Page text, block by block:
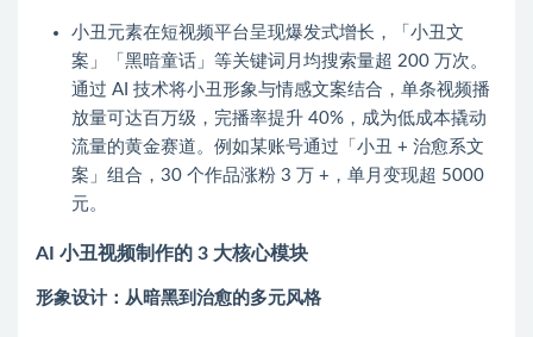
小丑元素在短视频平台呈现爆发式增长，「小丑文
案」「黑暗童话」等关键词月均搜索量超 200 万次。
通过 AI 技术将小丑形象与情感文案结合，单条视频播
放量可达百万级，完播率提升 40%，成为低成本撬动
流量的黄金赛道。例如某账号通过「小丑 + 治愈系文
案」组合，30 个作品涨粉 3 万 +，单月变现超 5000
元。
AI 小丑视频制作的 3 大核心模块
形象设计：从暗黑到治愈的多元风格